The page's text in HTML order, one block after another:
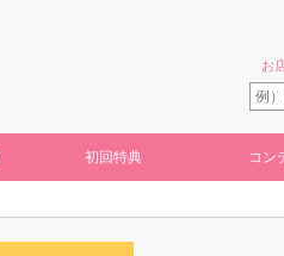
お
初回特典 コン